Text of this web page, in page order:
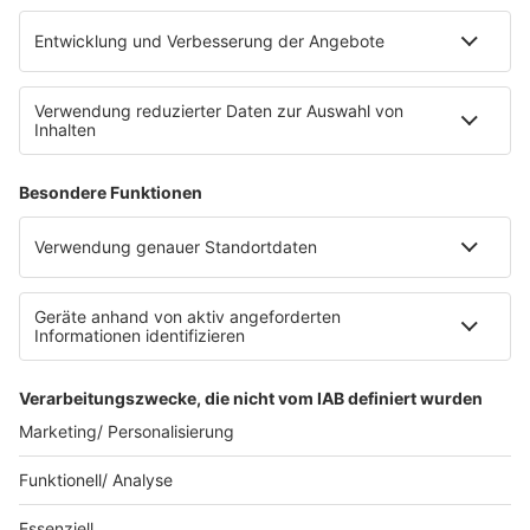
E-Bikes über eine Photovoltaikanlage auf dem …
Impressum
Datenschutzerklärung
Datenschutzeinstellungen
Radioplayer